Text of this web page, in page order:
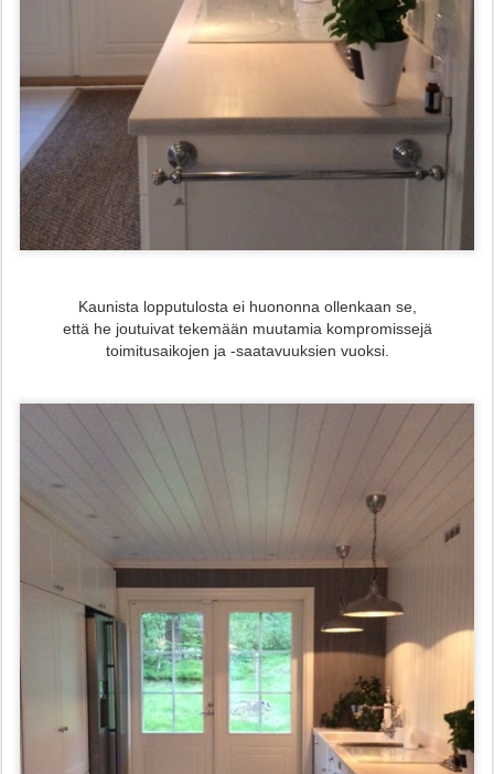
Kaunista lopputulosta ei huononna ollenkaan se,
että he joutuivat tekemään muutamia kompromissejä
toimitusaikojen ja -saatavuuksien vuoksi.